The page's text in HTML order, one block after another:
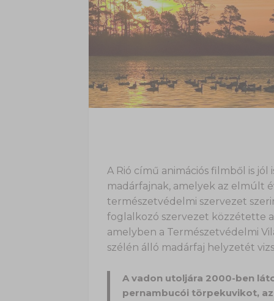
A Rió című animációs filmből is
madárfajnak, amelyek az elmúlt
természetvédelmi szervezet
foglalkozó szervezet közzétette
amelyben a Természetvédelmi
szélén álló madárfaj helyzetét
A vadon utoljára 2000-ben
pernambucói törpekuvikot,